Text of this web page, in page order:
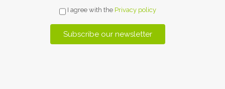
I agree with the Privacy policy